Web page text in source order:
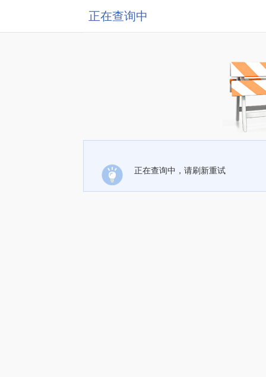
正在查询中
正在查询中，请刷新重试